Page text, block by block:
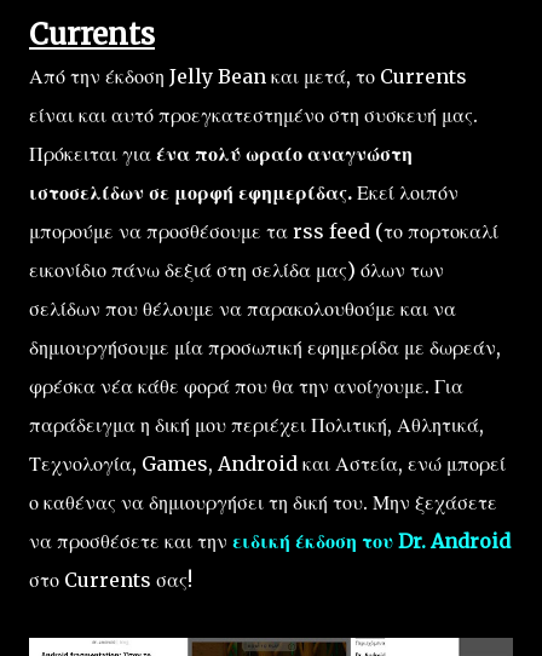
Currents
Από την έκδοση Jelly Bean και μετά, το Currents
είναι και αυτό προεγκατεστημένο στη συσκευή μας.
Πρόκειται για ένα πολύ ωραίο αναγνώστη
ιστοσελίδων σε μορφή εφημερίδας. Εκεί λοιπόν
μπορούμε να προσθέσουμε τα rss feed (το πορτοκαλί
εικονίδιο πάνω δεξιά στη σελίδα μας) όλων των
σελίδων που θέλουμε να παρακολουθούμε και να
δημιουργήσουμε μία προσωπική εφημερίδα με δωρεάν,
φρέσκα νέα κάθε φορά που θα την ανοίγουμε. Για
παράδειγμα η δική μου περιέχει Πολιτική, Αθλητικά,
Τεχνολογία, Games, Android και Αστεία, ενώ μπορεί
ο καθένας να δημιουργήσει τη δική του. Μην ξεχάσετε
να προσθέσετε και την ειδική έκδοση του Dr. Android
στο Currents σας!